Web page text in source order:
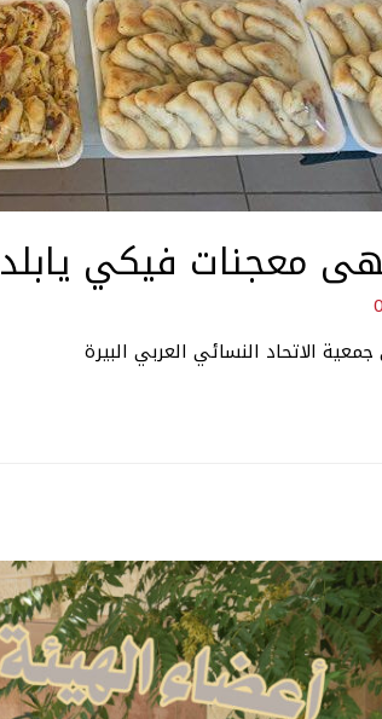
معجنات فيكي يابلد
الاتحاد النسائي العربي البيرة